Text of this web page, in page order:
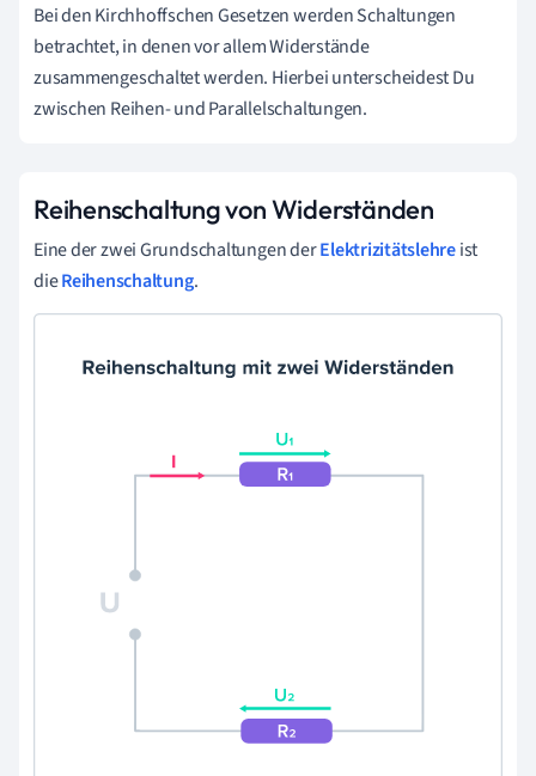
Bei den Kirchhoffschen Gesetzen werden Schaltungen
betrachtet, in denen vor allem Widerstände
zusammengeschaltet werden. Hierbei unterscheidest Du
zwischen Reihen- und Parallelschaltungen.
Reihenschaltung von Widerständen
Eine der zwei Grundschaltungen derElektrizitätslehreist
dieReihenschaltung.